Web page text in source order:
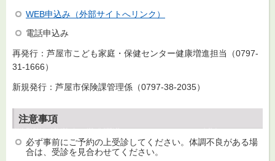
WEB申込み（外部サイトへリンク）
電話申込み
再発行：芦屋市こども家庭・保健センター健康増進担当（0797-
31-1666）
新規発行：芦屋市保険課管理係（0797-38-2035）
注意事項
必ず事前にご予約の上受診してください。体調不良がある場
合は、受診を見合わせてください。